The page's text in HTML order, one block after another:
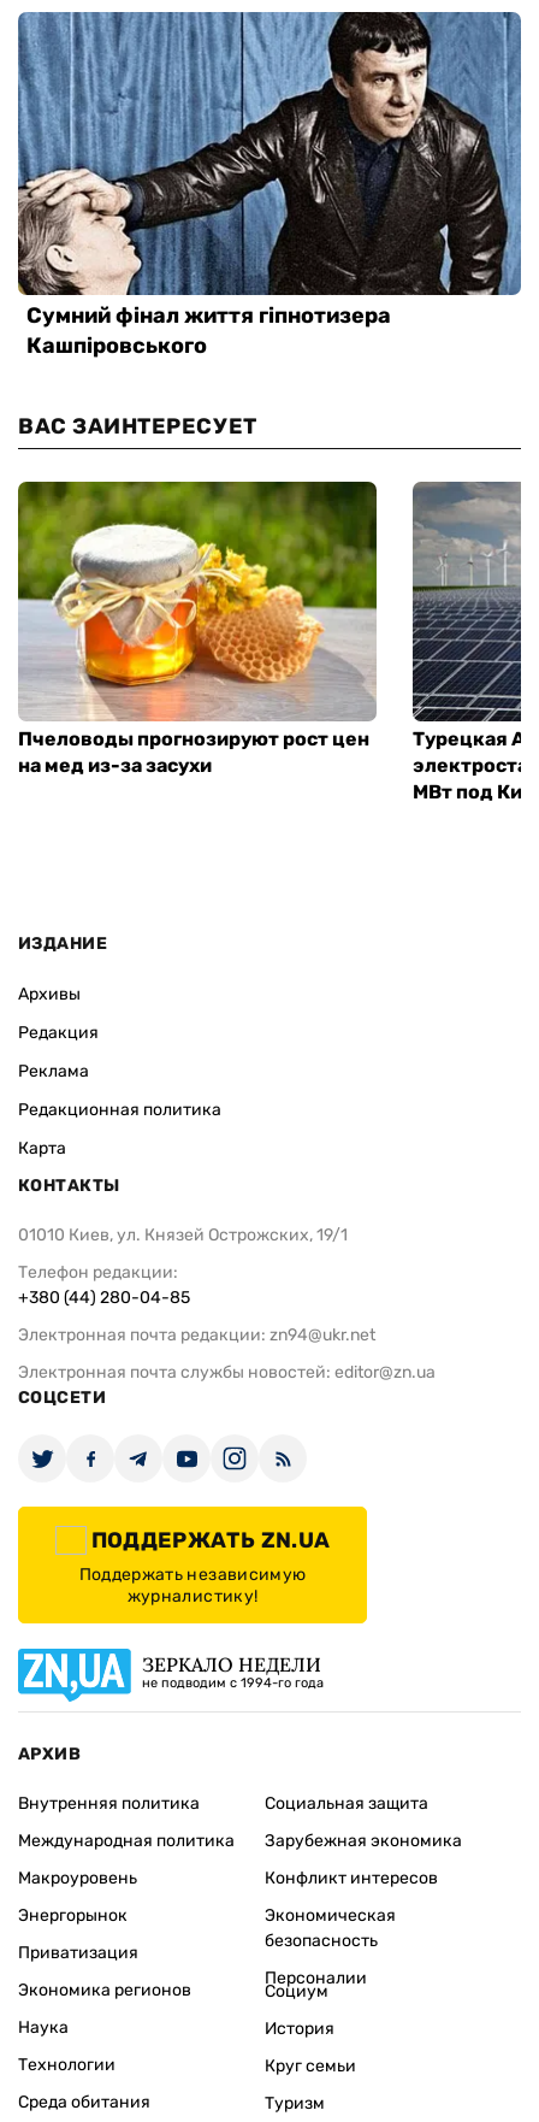
ВАС ЗАИНТЕРЕСУЕТ
Пчеловоды прогнозируют рост цен
на мед из-за засухи
Турецкая
МВт под
ИЗДАНИЕ
Архивы
Редакция
Реклама
Редакционная политика
Карта
КОНТАКТЫ
01010 Киев, ул. Князей Острожских, 19/1
Телефон редакции:
+380 (44) 280-04-85
Электронная почта редакции: zn94@ukr.net
Электронная почта службы новостей: editor@zn.ua
СОЦСЕТИ
ПОДДЕРЖАТЬ ZN.UA
Поддержать независимую
журналистику!
ЗЕРКАЛО НЕДЕЛИ
не подводим с 1994-го года
АРХИВ
Внутренняя политика
Международная политика
Макроуровень
Энергорынок
Приватизация
Экономика регионов
Социальная защита
Зарубежная экономика
Конфликт интересов
Экономическая
безопасность
Персоналии
Наука
Технологии
Среда обитания
Социум
История
Круг семьи
Туризм